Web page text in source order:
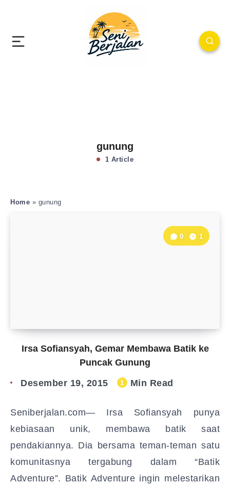
gunung
1 Article
Home » gunung
Irsa Sofiansyah, Gemar Membawa Batik ke
Puncak Gunung
0 1
Desember 19, 2015 1 Min Read
Seniberjalan.com— Irsa Sofiansyah punya
kebiasaan unik, membawa batik saat
pendakiannya. Dia bersama teman-teman satu
komunitasnya tergabung dalam “Batik
Adventure”. Batik Adventure ingin melestarikan